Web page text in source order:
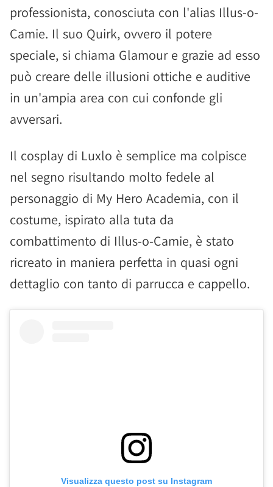
professionista, conosciuta con l'alias Illus-o-
Camie. Il suo Quirk, ovvero il potere
speciale, si chiama Glamour e grazie ad esso
può creare delle illusioni ottiche e auditive
in un'ampia area con cui confonde gli
avversari.
Il cosplay di Luxlo è semplice ma colpisce
nel segno risultando molto fedele al
personaggio di My Hero Academia, con il
costume, ispirato alla tuta da
combattimento di Illus-o-Camie, è stato
ricreato in maniera perfetta in quasi ogni
dettaglio con tanto di parrucca e cappello.
Visualizza questo post su Instagram